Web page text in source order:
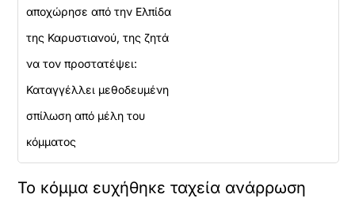
αποχώρησε από την Ελπίδα
της Καρυστιανού, της ζητά
να τον προστατέψει:
Καταγγέλλει μεθοδευμένη
σπίλωση από μέλη του
κόμματος
Το κόμμα ευχήθηκε ταχεία ανάρρωση